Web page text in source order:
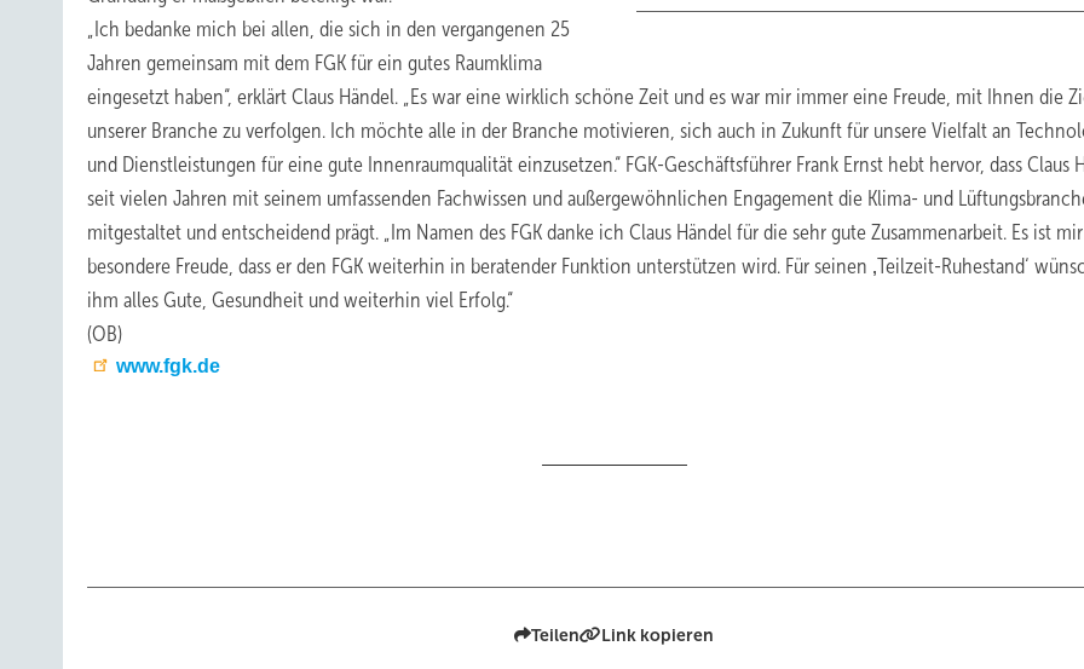
„Ich bedanke mich bei allen, die sich in den vergangenen 25
Jahren gemeinsam mit dem FGK für ein gutes Raumklima
eingesetzt haben“, erklärt Claus Händel. „Es war eine wirklich schöne Zeit und es war mir immer eine Freude, mit Ihnen die
unserer Branche zu verfolgen. Ich möchte alle in der Branche motivieren, sich auch in Zukunft für unsere Vielfalt an
und Dienstleistungen für eine gute Innenraumqualität einzusetzen.“ FGK-Geschäftsführer Frank Ernst hebt hervor, dass Claus
seit vielen Jahren mit seinem umfassenden Fachwissen und außergewöhnlichen Engagement die Klima- und
mitgestaltet und entscheidend prägt. „Im Namen des FGK danke ich Claus Händel für die sehr gute Zusammenarbeit. Es ist
besondere Freude, dass er den FGK weiterhin in beratender Funktion unterstützen wird. Für seinen ‚Teilzeit-Ruhestand‘
ihm alles Gute, Gesundheit und weiterhin viel Erfolg.“
(OB)
www.fgk.de
Teilen Link kopieren